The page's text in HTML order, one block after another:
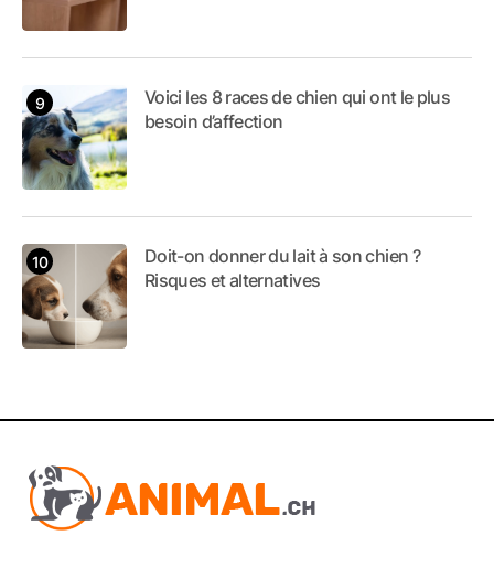
Voici les 8 races de chien qui ont le plus
besoin d’affection
Doit-on donner du lait à son chien ?
Risques et alternatives